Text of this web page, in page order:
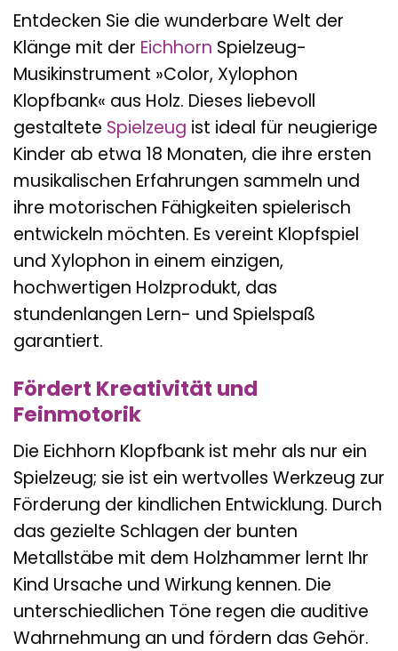
Entdecken Sie die wunderbare Welt der
Klänge mit der Eichhorn Spielzeug-
Musikinstrument »Color, Xylophon
Klopfbank« aus Holz. Dieses liebevoll
gestaltete Spielzeug ist ideal für neugierige
Kinder ab etwa 18 Monaten, die ihre ersten
musikalischen Erfahrungen sammeln und
ihre motorischen Fähigkeiten spielerisch
entwickeln möchten. Es vereint Klopfspiel
und Xylophon in einem einzigen,
hochwertigen Holzprodukt, das
stundenlangen Lern- und Spielspaß
garantiert.
Fördert Kreativität und
Feinmotorik
Die Eichhorn Klopfbank ist mehr als nur ein
Spielzeug; sie ist ein wertvolles Werkzeug zur
Förderung der kindlichen Entwicklung. Durch
das gezielte Schlagen der bunten
Metallstäbe mit dem Holzhammer lernt Ihr
Kind Ursache und Wirkung kennen. Die
unterschiedlichen Töne regen die auditive
Wahrnehmung an und fördern das Gehör.